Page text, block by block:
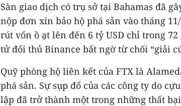
Sàn giao dịch có trụ sở tại Bahamas đã
nộp đơn xin bảo hộ phá sản vào tháng
rút vốn ồ ạt lên đến 6 tỷ USD chỉ trong
tử đối thủ Binance bất ngờ từ chối “giải
Quỹ phòng hộ liên kết của FTX là
phá sản. Sự sụp đổ của các công ty do
lập đã trở thành một trong những thất